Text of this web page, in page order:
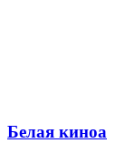
Белая киноа